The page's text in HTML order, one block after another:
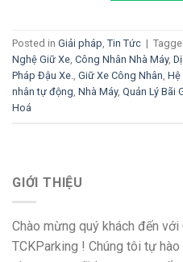
Posted in Giải pháp, Tin Tức |
Nghệ Giữ Xe, Công Nhân Nhà Máy,
Pháp Đậu Xe., Giữ Xe Công Nhân, Hệ
nhân tự động, Nhà Máy, Quản Lý Bãi
Hoá
GIỚI THIỆU
Chào mừng quý khách đến
TCKParking ! Chúng tôi tự